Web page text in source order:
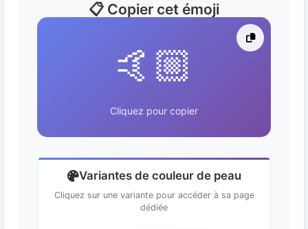
📋 Copier cet émoji
🤙🏼
Cliquez pour copier
Variantes de couleur de peau
Cliquez sur une variante pour accéder à sa page
dédiée